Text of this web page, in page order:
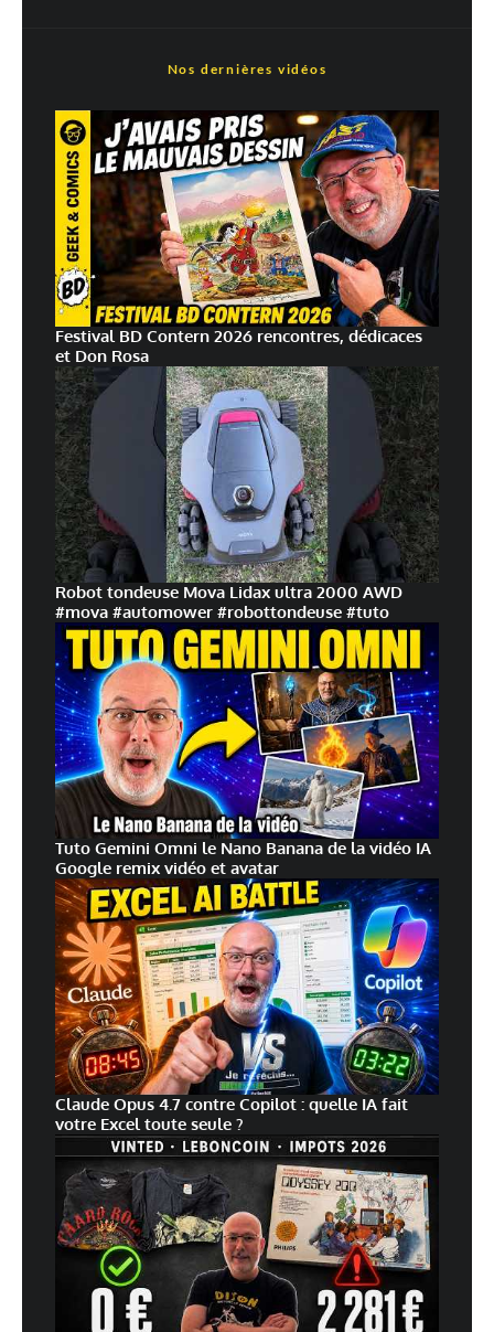
Nos dernières vidéos
Festival BD Contern 2026 rencontres, dédicaces
et Don Rosa
Robot tondeuse Mova Lidax ultra 2000 AWD
#mova #automower #robottondeuse #tuto
Tuto Gemini Omni le Nano Banana de la vidéo IA
Google remix vidéo et avatar
Claude Opus 4.7 contre Copilot : quelle IA fait
votre Excel toute seule ?